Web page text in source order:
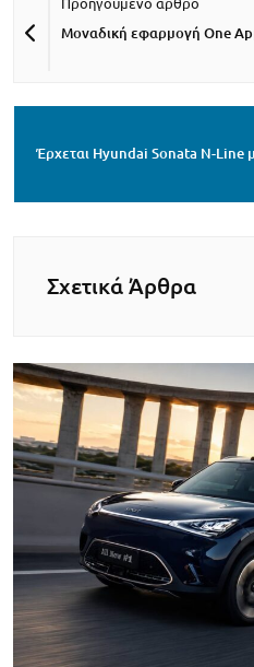
Μοναδική εφαρμογή One
Έρχεται Hyundai Sonata N-Line
Σχετικά Άρθρα